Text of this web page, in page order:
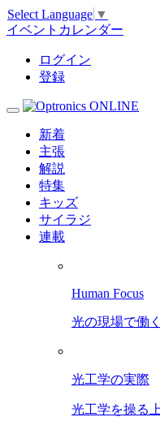
Select Language ▼
イベントカレンダー
ログイン
登録
新着
主張
解説
特集
キッズ
サイラジ
連載
Human Focus
光の現場で働
光工学の実際
光工学を操る